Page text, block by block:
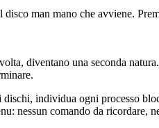
man mano che avviene.
diventano una seconda
individua ogni processo
nessun comando da ricordare,